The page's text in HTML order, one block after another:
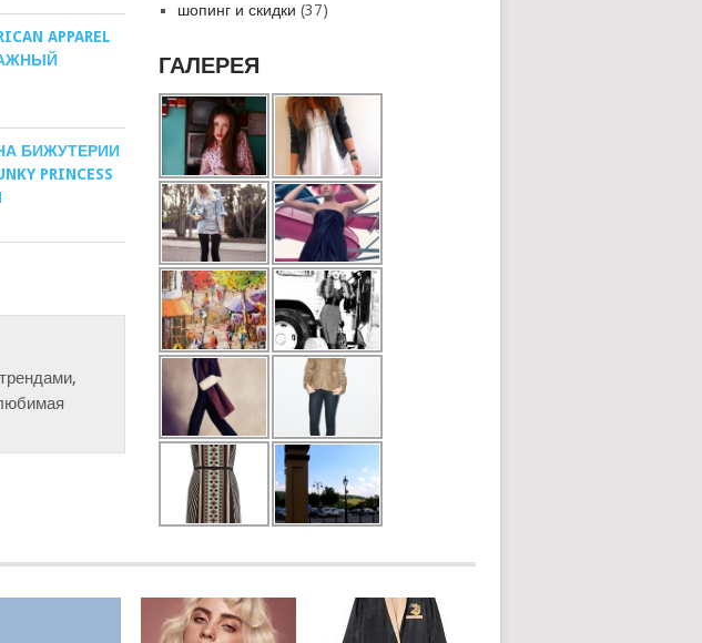
APPAREL
БИЖУТЕРИИ
PRINCESS
шопинг и скидки (37)
ГАЛЕРЕЯ